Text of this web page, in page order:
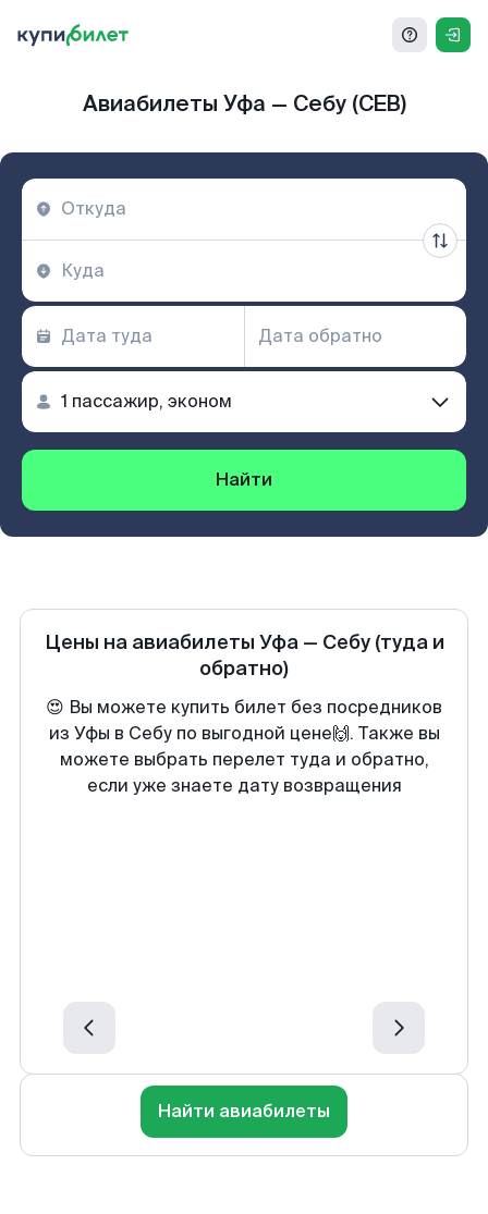
Авиабилеты Уфа — Себу (CEB)
Найти
Цены на авиабилеты Уфа— Себу (туда и
обратно)
😍 Вы можете купить билет без посредников
из Уфы в Себу по выгодной цене🙌. Также вы
можете выбрать перелет туда и обратно,
если уже знаете дату возвращения
Найти авиабилеты